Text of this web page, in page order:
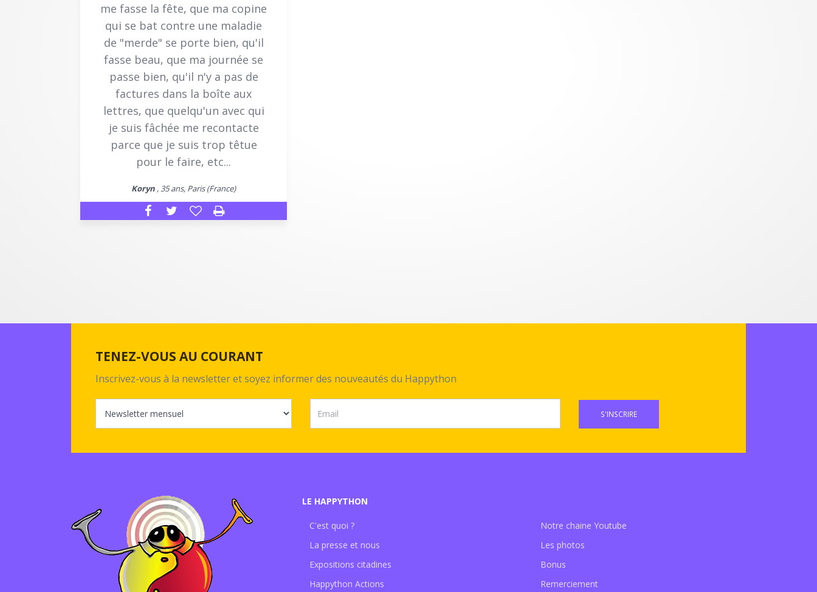
me fasse la fête, que ma copine
qui se bat contre une maladie
de "merde" se porte bien, qu'il
fasse beau, que ma journée se
passe bien, qu'il n'y a pas de
factures dans la boîte aux
lettres, que quelqu'un avec qui
je suis fâchée me recontacte
parce que je suis trop têtue
pour le faire, etc...
Koryn , 35 ans, Paris (France)
TENEZ-VOUS AU COURANT
Inscrivez-vous à la newsletter et soyez informer des nouveautés du Happython
S'INSCRIRE
LE HAPPYTHON
C'est quoi ?
La presse et nous
Expositions citadines
Happython Actions
Notre chaine Youtube
Les photos
Bonus
Remerciement